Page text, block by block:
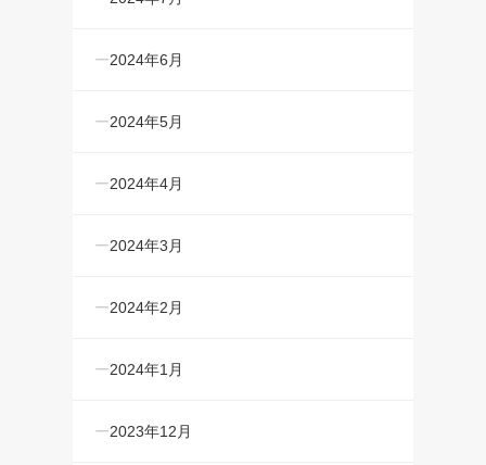
2024年6月
2024年5月
2024年4月
2024年3月
2024年2月
2024年1月
2023年12月